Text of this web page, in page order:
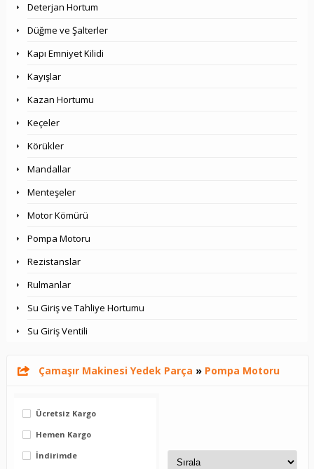
Deterjan Hortum
Düğme ve Şalterler
Kapı Emniyet Kilidi
Kayışlar
Kazan Hortumu
Keçeler
Körükler
Mandallar
Menteşeler
Motor Kömürü
Pompa Motoru
Rezistanslar
Rulmanlar
Su Giriş ve Tahliye Hortumu
Su Giriş Ventili
Çamaşır Makinesi Yedek Parça » Pompa Motoru
Ücretsiz Kargo
Hemen Kargo
İndirimde